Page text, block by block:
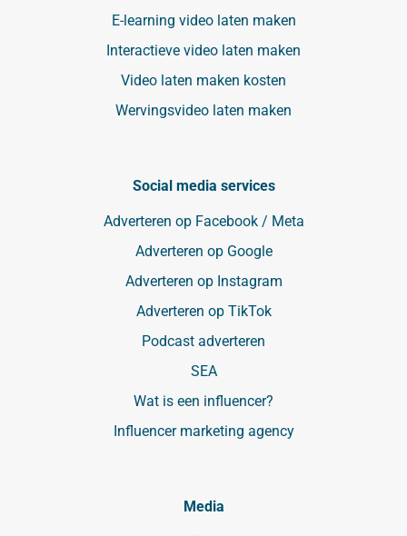
E-learning video laten maken
Interactieve video laten maken
Video laten maken kosten
Wervingsvideo laten maken
Social media services
Adverteren op Facebook / Meta
Adverteren op Google
Adverteren op Instagram
Adverteren op TikTok
Podcast adverteren
SEA
Wat is een influencer?
Influencer marketing agency
Media